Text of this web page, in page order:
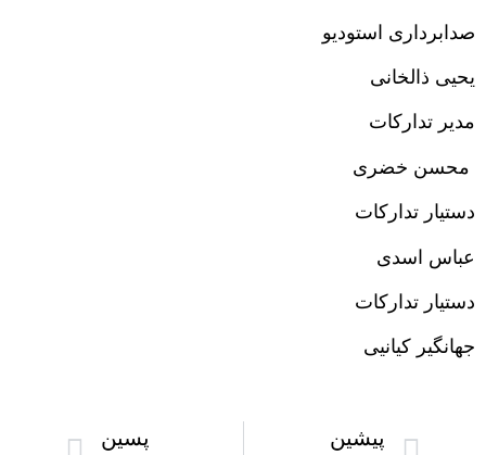
صدابرداری استودیو
یحیی ذالخانی
مدیر تدارکات
محسن خضری
دستیار تدارکات
عباس اسدی
دستیار تدارکات
جهانگیر کیانیی
پیشین پسین